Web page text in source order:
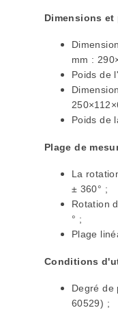
Dimensions et
mm :
Poids de
Poids de
Plage de
La
± 360° ;
Rotation
° ;
Plage
Conditions
Degré de
60529) ;